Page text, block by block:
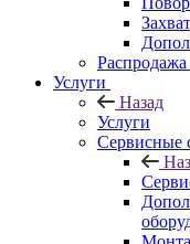
Услуги
Назад
Услуги
Сервисные